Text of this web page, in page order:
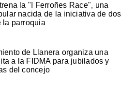
la "I Ferroñes Race", una
nacida de la iniciativa de dos
la parroquia
de Llanera organiza una
a la FIDMA para jubilados y
del concejo